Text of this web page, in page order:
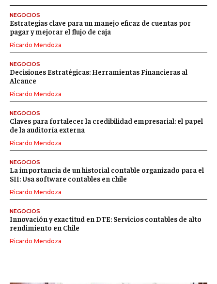
NEGOCIOS
Estrategias clave para un manejo eficaz de cuentas por
pagar y mejorar el flujo de caja
Ricardo Mendoza
NEGOCIOS
Decisiones Estratégicas: Herramientas Financieras al
Alcance
Ricardo Mendoza
NEGOCIOS
Claves para fortalecer la credibilidad empresarial: el papel
de la auditoría externa
Ricardo Mendoza
NEGOCIOS
La importancia de un historial contable organizado para el
SII: Usa software contables en chile
Ricardo Mendoza
NEGOCIOS
Innovación y exactitud en DTE: Servicios contables de alto
rendimiento en Chile
Ricardo Mendoza